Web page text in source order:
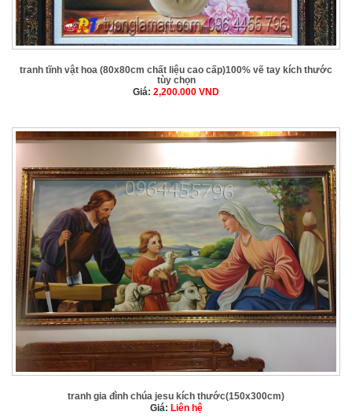
tranh tĩnh vật hoa (80x80cm chất liệu cao cấp)100% vẽ tay kích thước
tùy chọn
Giá: 2,200.000 VND
tranh gia đình chúa jesu kích thước(150x300cm)
Giá: Liên hệ